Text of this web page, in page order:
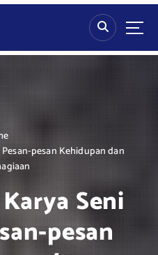
pesan Kehidupan dan
Seni
pesan